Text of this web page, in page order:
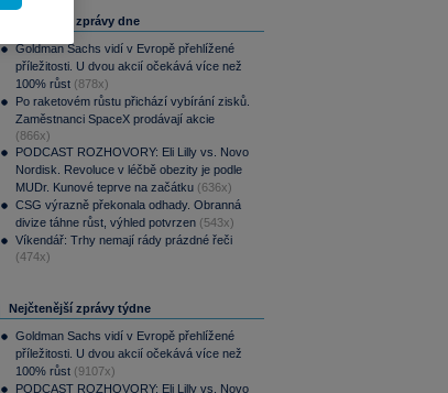
Nejčtenější zprávy dne
Goldman Sachs vidí v Evropě přehlížené
příležitosti. U dvou akcií očekává více než
100% růst (878x)
Po raketovém růstu přichází vybírání zisků.
Zaměstnanci SpaceX prodávají akcie
(866x)
PODCAST ROZHOVORY: Eli Lilly vs. Novo
Nordisk. Revoluce v léčbě obezity je podle
MUDr. Kunové teprve na začátku (636x)
CSG výrazně překonala odhady. Obranná
divize táhne růst, výhled potvrzen (543x)
Víkendář: Trhy nemají rády prázdné řeči
(474x)
Nejčtenější zprávy týdne
Goldman Sachs vidí v Evropě přehlížené
příležitosti. U dvou akcií očekává více než
100% růst (9107x)
PODCAST ROZHOVORY: Eli Lilly vs. Novo